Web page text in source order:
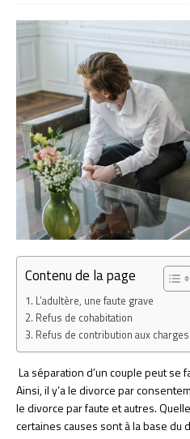
Contenu de la page
L’adultère, une faute grave
Refus de cohabitation
Refus de contribution aux charges
La séparation d’un couple peut se
Ainsi, il y’a le divorce par
le divorce par faute et autres.
certaines causes sont à la base du